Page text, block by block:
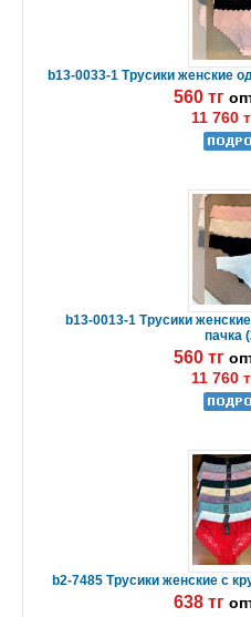
b13-0033-1 Трусики женские
560 тг
11 760
b13-0013-1 Трусики
пачка
560 тг
11 760
b2-7485 Трусики женские с
638 тг